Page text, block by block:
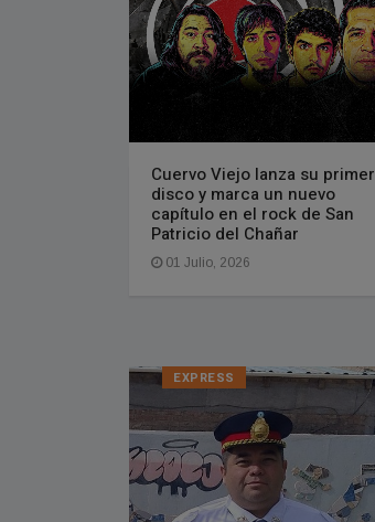
Cuervo Viejo lanza su primer
disco y marca un nuevo
capítulo en el rock de San
Patricio del Chañar
01 Julio, 2026
EXPRESS